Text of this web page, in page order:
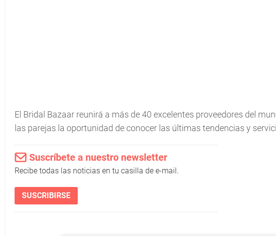
El Bridal Bazaar reunirá a más de 40 excelentes proveedores del
las parejas la oportunidad de conocer las últimas tendencias y
Suscríbete a nuestro newsletter
Recibe todas las noticias en tu casilla de e-mail.
SUSCRIBIRSE